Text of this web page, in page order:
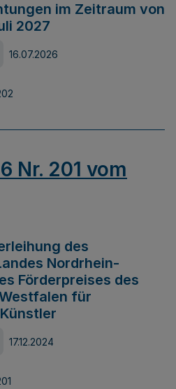
im Zeitraum von
2027
16.07.2026
Nr. 201 vom
des
Nordrhein-
Förderpreises des
für
17.12.2024